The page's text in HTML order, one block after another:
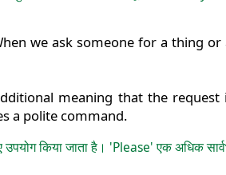
we ask someone for a thing
meaning that the
a polite command.
किया जाता है। 'Please' एक अधिक